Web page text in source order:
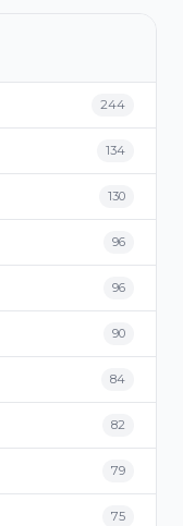
244
134
130
96
96
90
84
82
79
75